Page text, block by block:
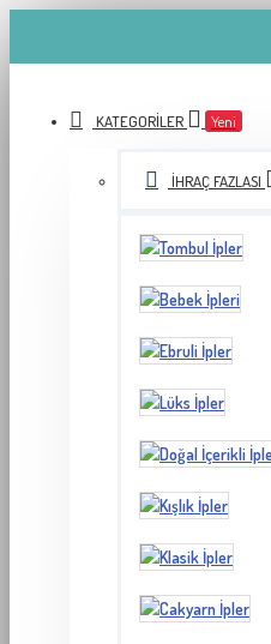
KATEGORILER Yeni
İHRAÇ FAZLASI